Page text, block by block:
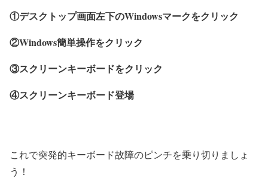
①デスクトップ画面左下のWindowsマークをクリック
②Windows簡単操作をクリック
③スクリーンキーボードをクリック
④スクリーンキーボード登場
これで突発的キーボード故障のピンチを乗り切りましょ
う！